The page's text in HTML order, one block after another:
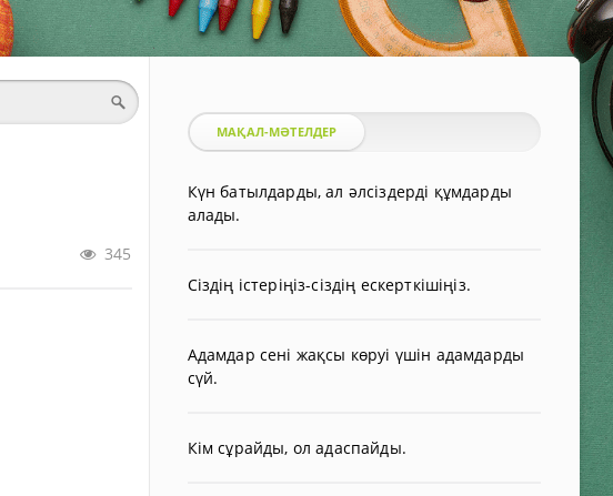
345
МАҚАЛ-МӘТЕЛДЕР
Күн батылдарды, ал әлсіздерді құмдарды
алады.
Сіздің істеріңіз-сіздің ескерткішіңіз.
Адамдар сені жақсы көруі үшін адамдарды
сүй.
Кім сұрайды, ол адаспайды.